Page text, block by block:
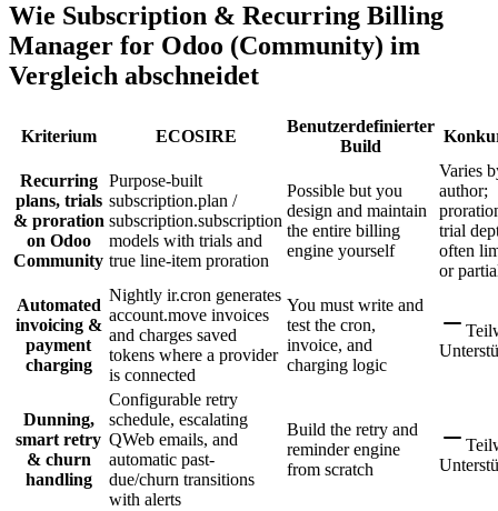
Wie Subscription & Recurring Billing
Manager for Odoo (Community) im
Vergleich abschneidet
Kriterium ECOSIRE
Benutzerdefinierter
Build
Recurring
plans, trials
& proration
on Odoo
Community
Purpose-built
subscription.plan /
subscription.subscription
models with trials and
true line-item proration
Possible but you
design and maintain
the entire billing
engine yourself
Varies
author;
trial
often
or
Automated
invoicing &
payment
charging
Nightly ir.cron generates
account.move invoices
and charges saved
tokens where a provider
is connected
You must write and
test the cron,
invoice, and
charging logic
Dunning,
smart retry
& churn
handling
Configurable retry
schedule, escalating
QWeb emails, and
automatic past-
due/churn transitions
with alerts
Build the retry and
reminder engine
from scratch